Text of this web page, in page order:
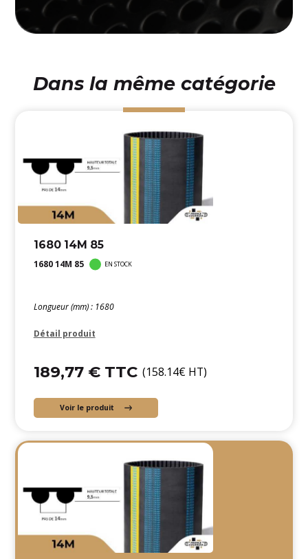
Dans la même catégorie
1680 14M 85
1680 14M 85 EN STOCK
Longueur (mm) : 1680
Détail produit
189,77 € TTC (158.14€ HT)
Voir le produit